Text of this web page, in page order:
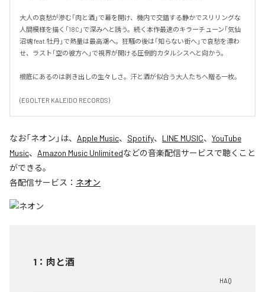
大人の哀愁が滲む「肉と酒」で幕を開け、機内で交錯する静かでスリリングな
人間模様を描く「18C」で深みへと誘う。続く本作最速のキラーチューン「気仙
沼魂 feat.牡丹」で熱量は最高潮へ。狂騒の後は「知らない街へ」で哀愁を漂わ
せ、ラスト「空の彼方へ」で視界が開ける圧倒的カタルシスへと向かう。
根底にあるのは剥き出しの生々しさ。汗と酒が似合う大人たちへ贈る一枚。
(EGOLTER KALEIDO RECORDS)
なお「ネオン 」は、 Apple Music、 Spotify、 LINE MUSIC、 YouTube
Music、 Amazon Music Unlimitedなどの音楽配信サービスで聴くこと
ができる。
各配信サービス： ネオン
1 ： 肉と酒
HAQ